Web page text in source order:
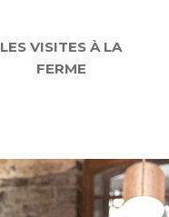
LES VISITES À LA
FERME